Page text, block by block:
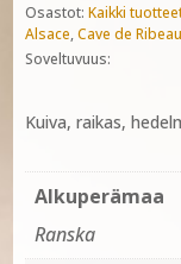
Osastot:Kaikki
Alsace,Cave de
Soveltuvuus:
Kuiva, raikas,
Alkuperämaa
Ranska